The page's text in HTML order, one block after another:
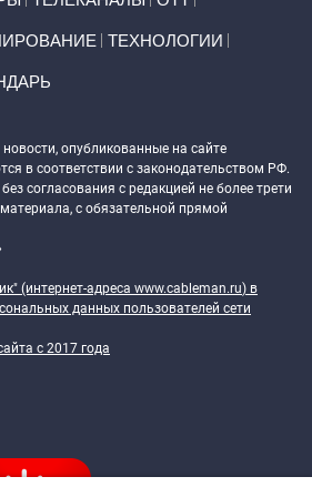
ТЕХНОЛОГИИ
опубликованные на сайте
в соответствии с законодательством РФ.
согласования с редакцией не более трети
с обязательной прямой
(интернет-адреса www.cableman.ru) в
данных пользователей сети
c 2017 года